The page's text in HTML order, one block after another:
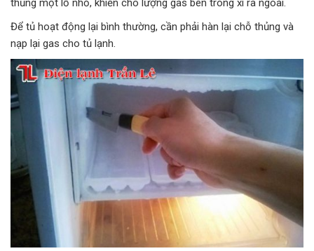
thủng một lỗ nhỏ, khiến cho lượng gas bên trong xì ra ngoài.
Để tủ hoạt động lại bình thường, cần phải hàn lại chỗ thủng và
nạp lại gas cho tủ lạnh.